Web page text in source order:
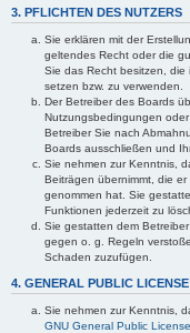
3. PFLICHTEN DES NUTZERS
Sie erklären mit der
geltendes Recht oder die
Sie das Recht besitzen,
setzen bzw. zu verwenden.
Der Betreiber des Boards
Nutzungsbedingungen
Betreiber Sie nach
Boards ausschließen und
Sie nehmen zur Kenntnis,
Beiträgen übernimmt, die
genommen hat. Sie
Funktionen jederzeit zu
Sie gestatten dem
gegen o. g. Regeln
Schaden zuzufügen.
4. GENERAL PUBLIC LICENSE
Sie nehmen zur Kenntnis,
GNU General Public